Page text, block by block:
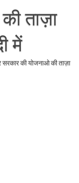
ताज़ा
में
सरकार की योजनाओ की ताज़ा